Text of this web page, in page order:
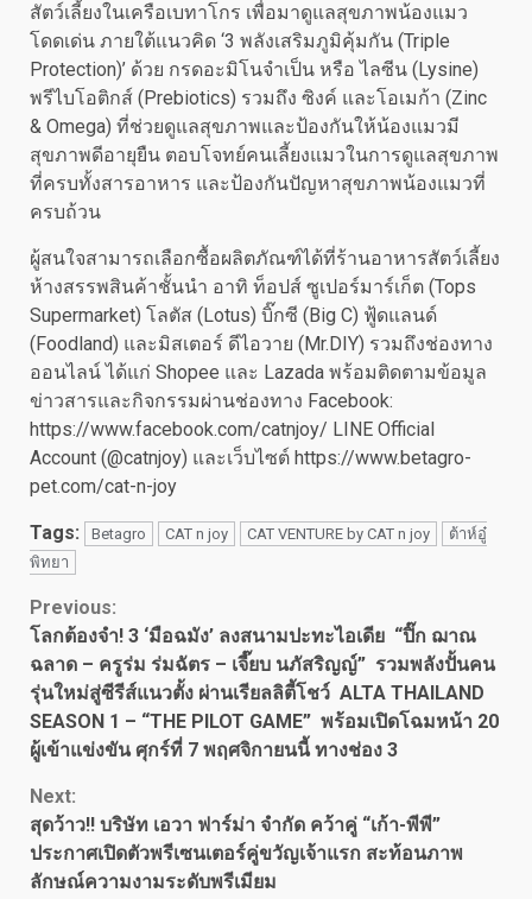
สัตว์เลี้ยงในเครือเบทาโกร เพื่อมาดูแลสุขภาพน้องแมว
โดดเด่น ภายใต้แนวคิด ‘3 พลังเสริมภูมิคุ้มกัน (Triple
Protection)’ ด้วย กรดอะมิโนจำเป็น หรือ ไลซีน (Lysine)
พรีไบโอติกส์ (Prebiotics) รวมถึง ซิงค์ และโอเมก้า (Zinc
& Omega) ที่ช่วยดูแลสุขภาพและป้องกันให้น้องแมวมี
สุขภาพดีอายุยืน ตอบโจทย์คนเลี้ยงแมวในการดูแลสุขภาพ
ที่ครบทั้งสารอาหาร และป้องกันปัญหาสุขภาพน้องแมวที่
ครบถ้วน
ผู้สนใจสามารถเลือกซื้อผลิตภัณฑ์ได้ที่ร้านอาหารสัตว์เลี้ยง
ห้างสรรพสินค้าชั้นนำ อาทิ ท็อปส์ ซูเปอร์มาร์เก็ต (Tops
Supermarket) โลตัส (Lotus) บิ๊กซี (Big C) ฟู้ดแลนด์
(Foodland) และมิสเตอร์ ดีไอวาย (Mr.DIY) รวมถึงช่องทาง
ออนไลน์ ได้แก่ Shopee และ Lazada พร้อมติดตามข้อมูล
ข่าวสารและกิจกรรมผ่านช่องทาง Facebook:
https://www.facebook.com/catnjoy/ LINE Official
Account (@catnjoy) และเว็บไซต์ https://www.betagro-
pet.com/cat-n-joy
Tags: Betagro CAT n joy CAT VENTURE by CAT n joy
ต้าห์อู๋
พิทยา
Continue
Reading
Previous:
โลกต้องจำ! 3 ‘มือฉมัง’ ลงสนามปะทะไอเดีย “ปิ๊ก ฌาณ
ฉลาด – ครูร่ม ร่มฉัตร – เจี๊ยบ นภัสริญญ์” รวมพลังปั้นคน
รุ่นใหม่สู่ซีรีส์แนวตั้ง ผ่านเรียลลิตี้โชว์ ALTA THAILAND
SEASON 1 – “THE PILOT GAME” พร้อมเปิดโฉมหน้า 20
ผู้เข้าแข่งขัน ศุกร์ที่ 7 พฤศจิกายนนี้ ทางช่อง 3
Next:
สุดว้าว!! บริษัท เอวา ฟาร์ม่า จำกัด คว้าคู่ “เก้า-พีพี”
ประกาศเปิดตัวพรีเซนเตอร์คู่ขวัญเจ้าแรก สะท้อนภาพ
ลักษณ์ความงามระดับพรีเมียม